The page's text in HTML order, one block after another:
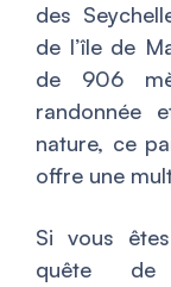
des
de l’île de
de 906
randonnée
nature, ce
offre une
Si vous
quête de